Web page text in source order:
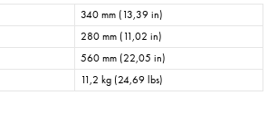
340 mm (13,39 in)
280 mm (11,02 in)
560 mm (22,05 in)
11,2 kg (24,69 lbs)